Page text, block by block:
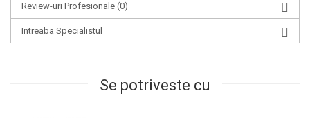
Review-uri Profesionale (0)
Intreaba Specialistul
Se potriveste cu